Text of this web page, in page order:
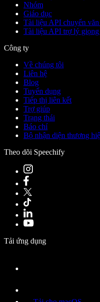
Nhóm
Giáo dục
Tài liệu API chuyển
Tài liệu API trợ lý
Công ty
Về chúng tôi
Liên hệ
Blog
Tuyển dụng
Tiếp thị liên kết
Trợ giúp
Trạng thái
Báo chí
Bộ nhận diện thương
Theo dõi Speechify
Tải ứng dụng